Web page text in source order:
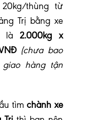
thùng từ
Trị bằng xe
là2.000kg x
(chưa bao
hàng tận
tìmchành xe